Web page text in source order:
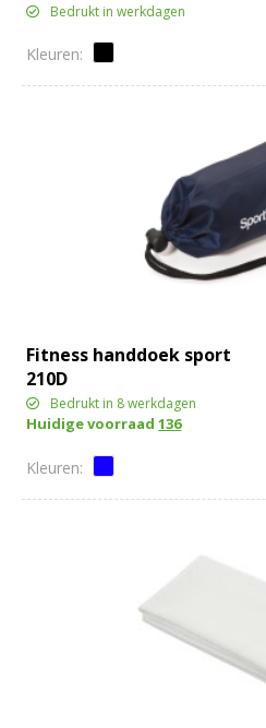
Bedrukt in werkdagen
Fitness handdoek sport
210D
Bedrukt in 8 werkdagen
Huidige voorraad136